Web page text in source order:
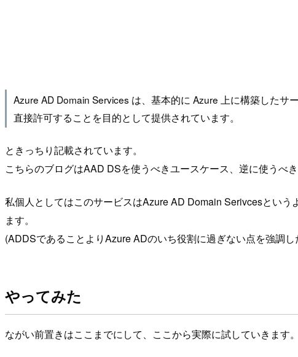
Azure AD Domain Services は、基本的に Azure 上に構築した
直接許可することを目的として提供されています。
ときっちり記載されています。
こちらのブログはAAD DSを使うべきユースケース、逆に使うべ
私個人としてはこのサービスはAzure AD Domain Serivcesとい
ます。
(ADDSであることよりAzure ADのいち役割に過ぎない点を強調し
やってみた
ながい前置きはここまでにして、ここから実際に試していきます。